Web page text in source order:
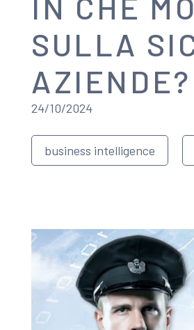
SULLA
AZIENDE?
24/10/2024
business intelligence